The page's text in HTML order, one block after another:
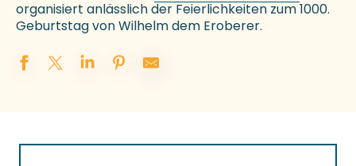
organisiert anlässlich der Feierlichkeiten zum 1000.
Geburtstag von Wilhelm dem Eroberer.